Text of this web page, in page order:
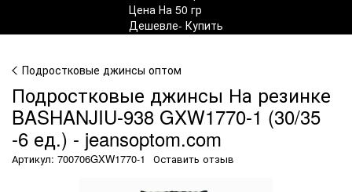
Подростковые джинсы оптом
Подростковые джинсы На резинке
BASHANJIU-938 GXW1770-1 (30/35
-6 ед.) - jeansoptom.com
Артикул: 700706GXW1770-1 Оставить отзыв